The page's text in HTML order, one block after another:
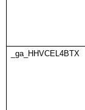
_ga_HHVCEL4BTX